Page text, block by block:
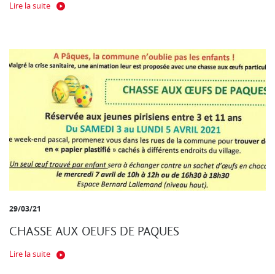
Lire la suite
29/03/21
CHASSE AUX OEUFS DE PAQUES
Lire la suite